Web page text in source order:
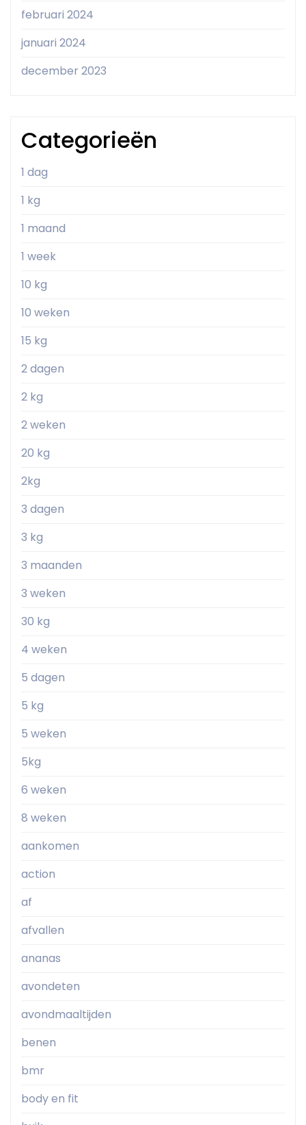
februari 2024
januari 2024
december 2023
Categorieën
1 dag
1 kg
1 maand
1 week
10 kg
10 weken
15 kg
2 dagen
2 kg
2 weken
20 kg
2kg
3 dagen
3 kg
3 maanden
3 weken
30 kg
4 weken
5 dagen
5 kg
5 weken
5kg
6 weken
8 weken
aankomen
action
af
afvallen
ananas
avondeten
avondmaaltijden
benen
bmr
body en fit